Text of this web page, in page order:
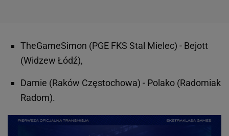
TheGameSimon (PGE FKS Stal Mielec) - Bejott
(Widzew Łódź),
Damie (Raków Częstochowa) - Polako (Radomiak
Radom).